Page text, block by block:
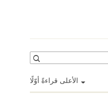
الأعلى قراءةً أوّلًا